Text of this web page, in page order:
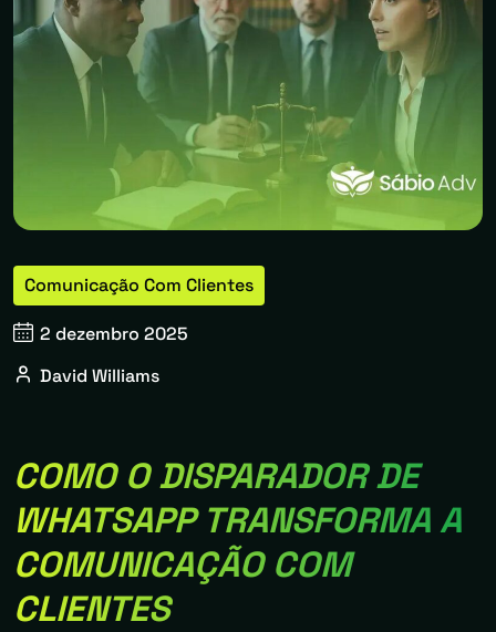
Comunicação Com Clientes
2 dezembro 2025
David Williams
COMO O DISPARADOR DE
WHATSAPP TRANSFORMA A
COMUNICAÇÃO COM
CLIENTES